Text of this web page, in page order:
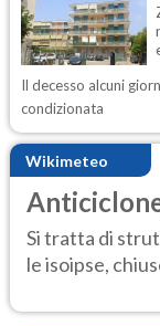
Il decesso alcuni
condizionata
Wikimeteo
Si tratta di
le isoipse,